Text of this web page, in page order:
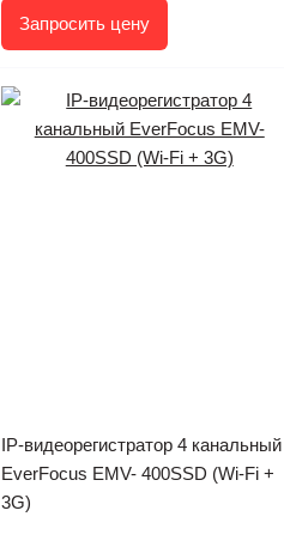
Запросить цену
IP-видеорегистратор 4 канальный
EverFocus EMV- 400SSD (Wi-Fi +
3G)